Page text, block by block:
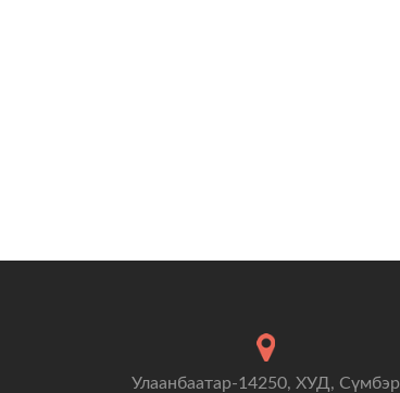
Улаанбаатар-14250, ХУД, Сүмбэр